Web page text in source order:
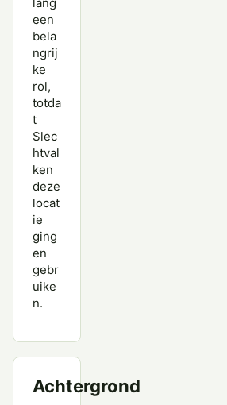
lang
een
bela
ngrij
ke
rol,
totda
t
Slec
htval
ken
deze
locat
ie
ging
en
gebr
uike
n.
Achtergrond